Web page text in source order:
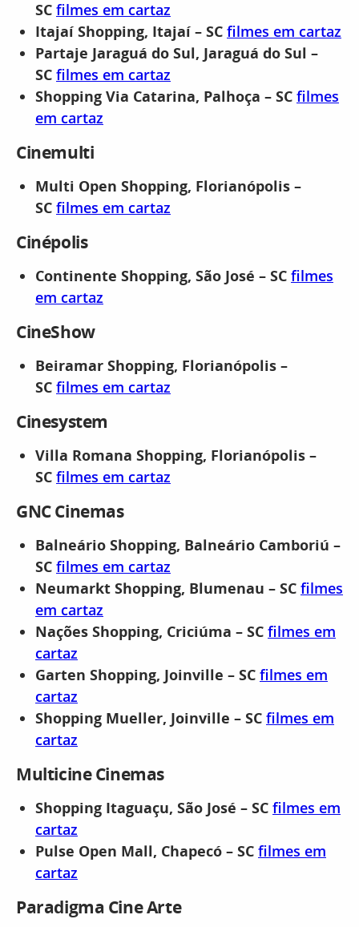
SC filmes em cartaz
Itajaí Shopping, Itajaí – SC filmes em cartaz
Partaje Jaraguá do Sul, Jaraguá do Sul –
SC filmes em cartaz
Shopping Via Catarina, Palhoça – SC filmes
em cartaz
Cinemulti
Multi Open Shopping, Florianópolis –
SC filmes em cartaz
Cinépolis
Continente Shopping, São José – SC filmes
em cartaz
CineShow
Beiramar Shopping, Florianópolis –
SC filmes em cartaz
Cinesystem
Villa Romana Shopping, Florianópolis –
SC filmes em cartaz
GNC Cinemas
Balneário Shopping, Balneário Camboriú –
SC filmes em cartaz
Neumarkt Shopping, Blumenau – SC filmes
em cartaz
Nações Shopping, Criciúma – SC filmes em
cartaz
Garten Shopping, Joinville – SC filmes em
cartaz
Shopping Mueller, Joinville – SC filmes em
cartaz
Multicine Cinemas
Shopping Itaguaçu, São José – SC filmes em
cartaz
Pulse Open Mall, Chapecó – SC filmes em
cartaz
Paradigma Cine Arte